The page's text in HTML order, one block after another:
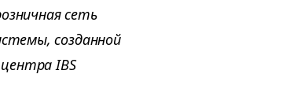
сеть
созданной
IBS